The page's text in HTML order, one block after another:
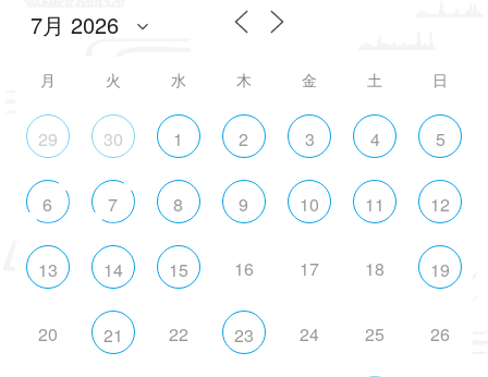
月 火 水 木 金 土 日
29 30 1 2 3 4 5
6 7 8 9 10 11 12
13 14 15 16 17 18 19
20 21 22 23 24 25 26